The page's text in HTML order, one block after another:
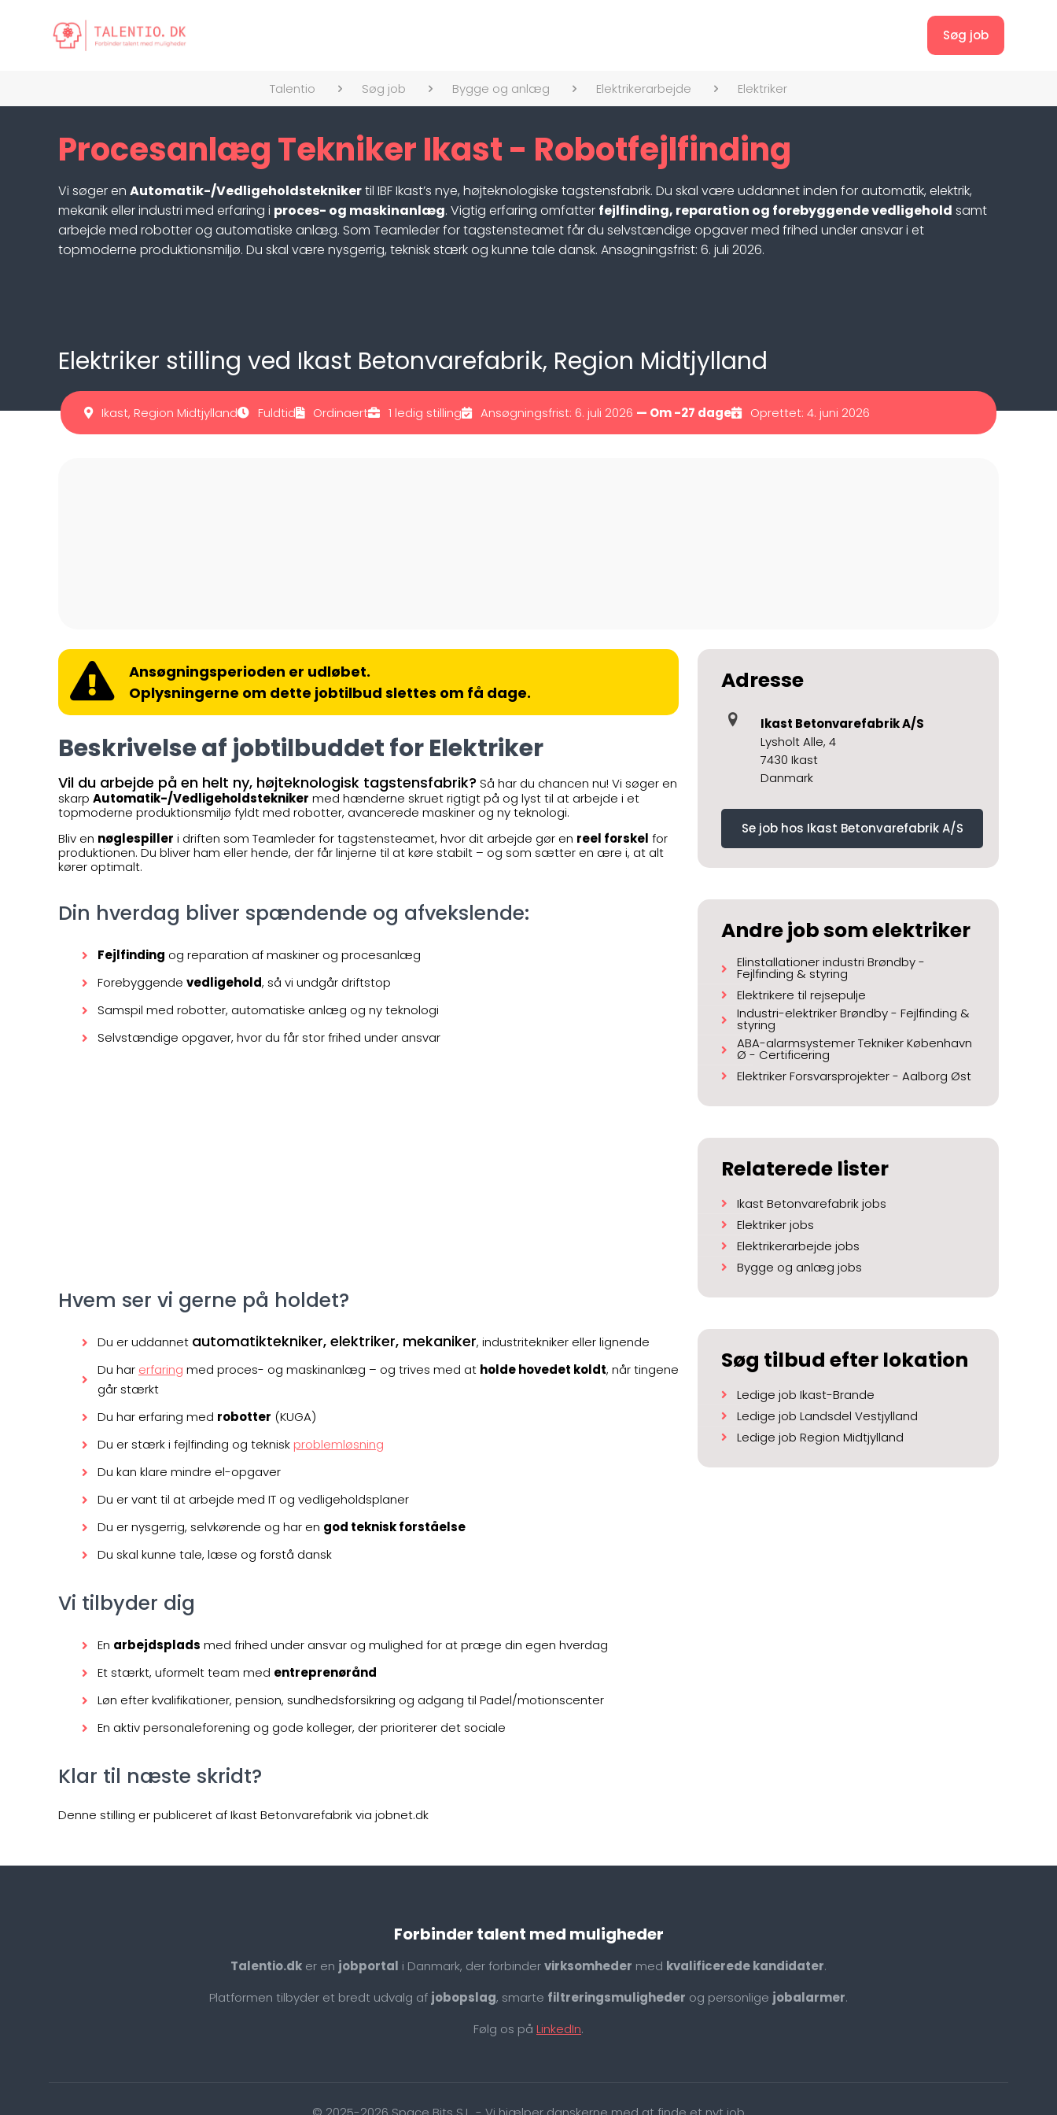
Søg job
Talentio Søg job Bygge og anlæg Elektrikerarbejde Elektriker
Procesanlæg Tekniker Ikast - Robotfejlfinding
Vi søger en Automatik-/Vedligeholdsteknikertil IBF Ikast’s nye, højteknologiske tagstensfabrik. Du skal være uddannet inden for automatik, elektrik,
mekanik eller industri med erfaring i proces- og maskinanlæg. Vigtig erfaring omfatter fejlfinding, reparation og forebyggende vedligehold samt
arbejde med robotter og automatiske anlæg. Som Teamleder for tagstensteamet får du selvstændige opgaver med frihed under ansvar i et
topmoderne produktionsmiljø. Du skal være nysgerrig, teknisk stærk og kunne tale dansk. Ansøgningsfrist: 6. juli 2026.
Elektriker stilling ved Ikast Betonvarefabrik, Region Midtjylland
Ikast, Region Midtjylland Fuldtid Ordinaert 1 ledig stilling Ansøgningsfrist: 6. juli 2026 — Om -27 dage Oprettet: 4. juni 2026
Ansøgningsperioden er udløbet.
Oplysningerne om dette jobtilbud slettes om få dage.
Beskrivelse af jobtilbuddet for Elektriker
Vil du arbejde på en helt ny, højteknologisk tagstensfabrik? Så har du chancen nu! Vi søger en
skarp Automatik-/Vedligeholdstekniker med hænderne skruet rigtigt på og lyst til at arbejde i et
topmoderne produktionsmiljø fyldt med robotter, avancerede maskiner og ny teknologi.
Bliv en nøglespiller i driften som Teamleder for tagstensteamet, hvor dit arbejde gør en reel forskel for
produktionen. Du bliver ham eller hende, der får linjerne til at køre stabilt – og som sætter en ære i, at alt
kører optimalt.
Din hverdag bliver spændende og afvekslende:
Fejlfinding og reparation af maskiner og procesanlæg
Forebyggende vedligehold, så vi undgår driftstop
Samspil med robotter, automatiske anlæg og ny teknologi
Selvstændige opgaver, hvor du får stor frihed under ansvar
Hvem ser vi gerne på holdet?
Du er uddannet automatiktekniker, elektriker, mekaniker, industritekniker eller lignende
Du har erfaring med proces- og maskinanlæg – og trives med at holde hovedet koldt, når tingene
går stærkt
Du har erfaring med robotter (KUGA)
Du er stærk i fejlfinding og teknisk problemløsning
Du kan klare mindre el-opgaver
Du er vant til at arbejde med IT og vedligeholdsplaner
Du er nysgerrig, selvkørende og har en god teknisk forståelse
Du skal kunne tale, læse og forstå dansk
Vi tilbyder dig
En arbejdsplads med frihed under ansvar og mulighed for at præge din egen hverdag
Et stærkt, uformelt team med entreprenørånd
Løn efter kvalifikationer, pension, sundhedsforsikring og adgang til Padel/motionscenter
En aktiv personaleforening og gode kolleger, der prioriterer det sociale
Klar til næste skridt?
Denne stilling er publiceret af Ikast Betonvarefabrik via jobnet.dk
Adresse
Ikast Betonvarefabrik A/S
Lysholt Alle, 4
7430 Ikast
Danmark
Se job hos Ikast Betonvarefabrik A/S
Andre job som elektriker
Elinstallationer industri Brøndby -
Fejlfinding & styring
Elektrikere til rejsepulje
Industri-elektriker Brøndby - Fejlfinding &
styring
ABA-alarmsystemer Tekniker København
Ø - Certificering
Elektriker Forsvarsprojekter - Aalborg Øst
Relaterede lister
Ikast Betonvarefabrik jobs
Elektriker jobs
Elektrikerarbejde jobs
Bygge og anlæg jobs
Søg tilbud efter lokation
Ledige job Ikast-Brande
Ledige job Landsdel Vestjylland
Ledige job Region Midtjylland
Forbinder talent med muligheder
Talentio.dk er en jobportal i Danmark, der forbindervirksomheder med kvalificerede kandidater.
Platformen tilbyder et bredt udvalg af jobopslag, smarte filtreringsmuligheder og personlige jobalarmer.
Følg os på LinkedIn.